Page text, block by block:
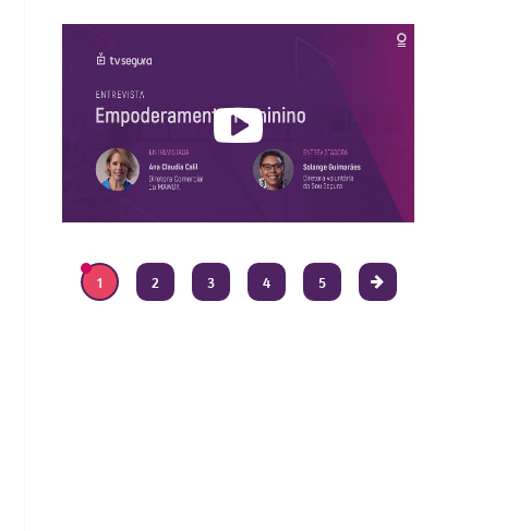
1 2 3 4 5